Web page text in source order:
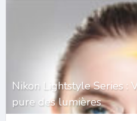
Nikon Lightstyle Series :
pure des lumières